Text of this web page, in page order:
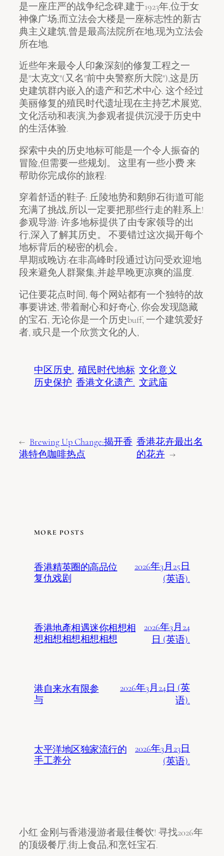
是一座庄严的战争纪念碑,建于1923年,位于女
神像广场;而立法会大楼是一座标志性的新古
典主义建筑,曾是最高法院所在地,现为立法会
所在地.
近些年来最令人印象深刻的修复工程之一
是"太克文"(又名"前中央警察所大院"),这是历
史建筑群内嵌入的遗产和艺术中心. 这个经过
美丽修复的殖民时代遗址现在主持艺术展览,
文化活动和表演,为参观者提供沉浸于历史中
的生活体验.
探索中央的历史地标可能是一个令人振奋的
冒险,但需要一些规划。 这里有一些小费 来
帮助你完成你的旅程:
穿着舒适的鞋子: 丘陵地势和鹅卵石街道可能
充满了挑战,所以一定要把那些行走的鞋系上!
参观导游: 许多地标提供了由专家领导的出
行,深入了解其历史。 不要错过这次揭开每个
地标背后的秘密的机会。
早期或晚访:在非高峰时段通过访问受欢迎地
段来避免人群聚集,并趁早晚更凉爽的温度.
记住要花点时间, 每个网站都有一个独特的故
事要讲述, 带着耐心和好奇心, 你会发现隐藏
的宝石, 无论你是一个历史buff, 一个建筑爱好
者, 或只是一个欣赏文化的人,
中区历史. 殖民时代地标 文化意义
历史保护 香港文化遗产. 文武庙
← Brewing Up Change:揭开香
港特色咖啡热点
香港花卉最出名
的花卉 →
MORE POSTS
香港精英圈的高品位
复仇戏剧
2026年3月25日
(英语).
香港地產相遇迷你相想相
想相想相想相想相想
2026年3月24
日 (英语).
港自来水有限参
与
2026年3月24日 (英
语).
太平洋地区独家流行的
手工养分
2026年3月23日
(英语).
小红 金刚与香港漫游者最佳餐饮! 寻找2026年
的顶级餐厅,街上食品,和烹饪宝石.